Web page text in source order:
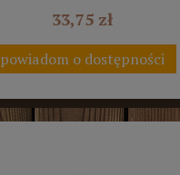
33,75 zł
powiadom o dostępności